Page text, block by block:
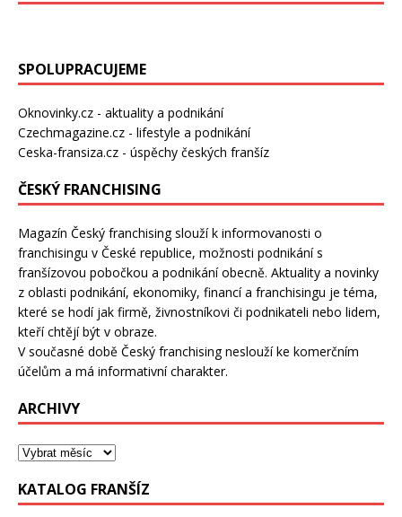
SPOLUPRACUJEME
Oknovinky.cz - aktuality a podnikání
Czechmagazine.cz - lifestyle a podnikání
Ceska-fransiza.cz - úspěchy českých franšíz
ČESKÝ FRANCHISING
Magazín Český franchising slouží k informovanosti o
franchisingu v České republice, možnosti podnikání s
franšízovou pobočkou a podnikání obecně. Aktuality a novinky
z oblasti podnikání, ekonomiky, financí a franchisingu je téma,
které se hodí jak firmě, živnostníkovi či podnikateli nebo lidem,
kteří chtějí být v obraze.
V současné době Český franchising neslouží ke komerčním
účelům a má informativní charakter.
ARCHIVY
KATALOG FRANŠÍZ